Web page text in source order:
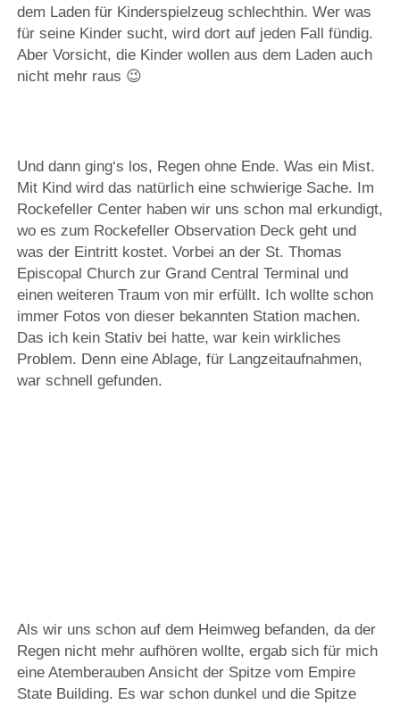
dem Laden für Kinderspielzeug schlechthin. Wer was
für seine Kinder sucht, wird dort auf jeden Fall fündig.
Aber Vorsicht, die Kinder wollen aus dem Laden auch
nicht mehr raus 😉
Und dann ging‘s los, Regen ohne Ende. Was ein Mist.
Mit Kind wird das natürlich eine schwierige Sache. Im
Rockefeller Center haben wir uns schon mal erkundigt,
wo es zum Rockefeller Observation Deck geht und
was der Eintritt kostet. Vorbei an der St. Thomas
Episcopal Church zur Grand Central Terminal und
einen weiteren Traum von mir erfüllt. Ich wollte schon
immer Fotos von dieser bekannten Station machen.
Das ich kein Stativ bei hatte, war kein wirkliches
Problem. Denn eine Ablage, für Langzeitaufnahmen,
war schnell gefunden.
Als wir uns schon auf dem Heimweg befanden, da der
Regen nicht mehr aufhören wollte, ergab sich für mich
eine Atemberauben Ansicht der Spitze vom Empire
State Building. Es war schon dunkel und die Spitze